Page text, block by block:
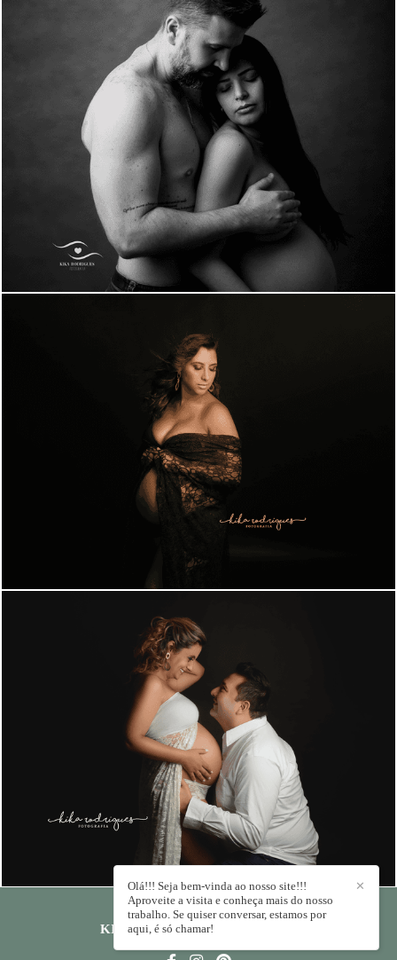
1413 0
1595
1572 1
KIKA RODRIGUES
✕
Olá!!! Seja bem-vinda ao nosso site!!!
Aproveite a visita e conheça mais do nosso
trabalho. Se quiser conversar, estamos por
aqui, é só chamar!